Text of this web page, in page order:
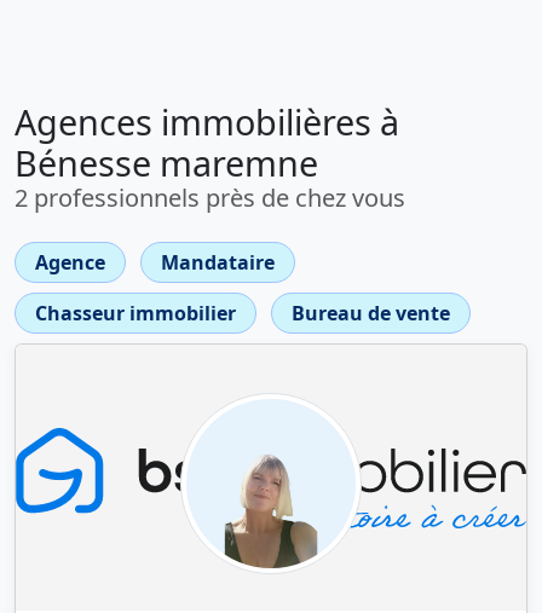
Agences immobilières à
Bénesse maremne
2 professionnels près de chez vous
Agence
Mandataire
Chasseur immobilier
Bureau de vente